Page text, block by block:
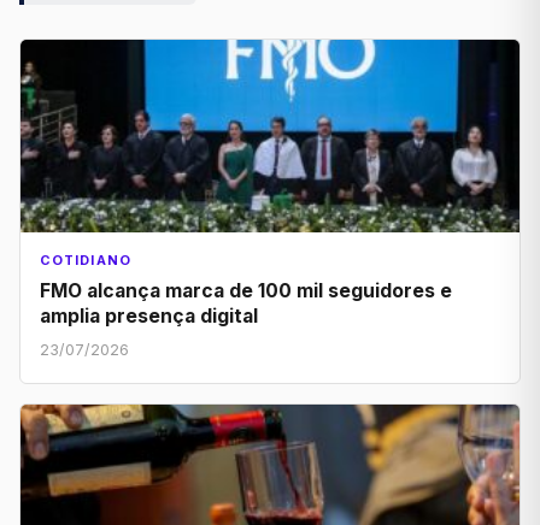
COTIDIANO
FMO alcança marca de 100 mil seguidores e
amplia presença digital
23/07/2026